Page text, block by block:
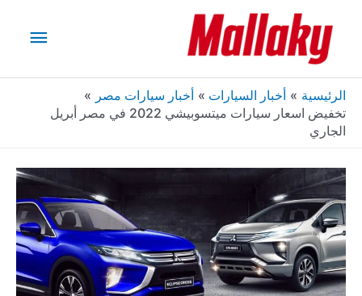
المحتوى
الرئيسية أخبار السيارات
أخبار سيارات مصر
تخفيض اسعار سيارات ميتسوبيشي 2022 في مصر أبريل
الجاري